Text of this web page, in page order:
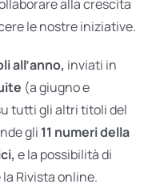
alla crescita
le nostre iniziative.
all’anno, inviati in
(a giugno e
tutti gli altri titoli del
gli 11 numeri della
e la possibilità di
Rivista online.